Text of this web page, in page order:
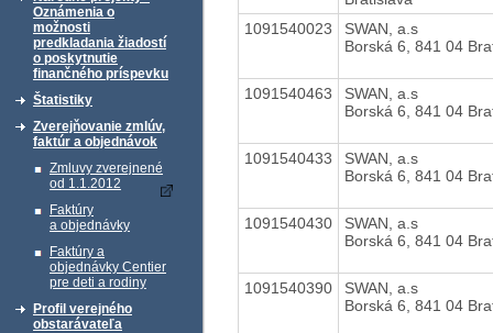
Oznámenia o
možnosti
predkladania žiadostí
o poskytnutie
finančného príspevku
Štatistiky
Zverejňovanie zmlúv,
faktúr a objednávok
Zmluvy zverejnené
od 1.1.2012
Faktúry
a objednávky
Faktúry a
objednávky Centier
pre deti a rodiny
Profil verejného
obstarávateľa
1091540023
SWAN, a.s
Borská 6, 841 04
1091540463
SWAN, a.s
Borská 6, 841 04
1091540433
SWAN, a.s
Borská 6, 841 04
1091540430
SWAN, a.s
Borská 6, 841 04
1091540390
SWAN, a.s
Borská 6, 841 04